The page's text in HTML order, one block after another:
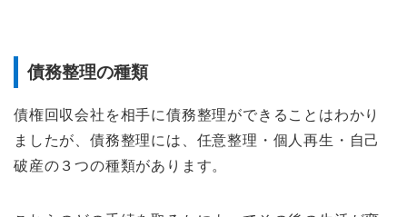
債務整理の種類
債権回収会社を相手に債務整理ができることはわかり
ましたが、債務整理には、任意整理・個人再生・自己
破産の３つの種類があります。